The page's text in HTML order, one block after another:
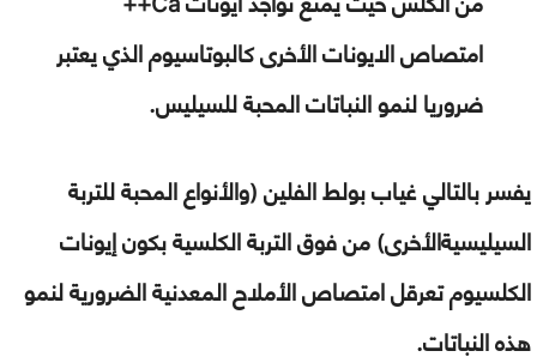
امتصاص الايونات الأخرى كالبوتاسيوم الذي يعتبر
ضروريا لنمو النباتات المحبة للسيليس.
يفسر بالتالي غياب بولط الفلين (والأنواع المحبة للتربة
السيليسيةالأخرى) من فوق التربة الكلسية بكون إيونات
الكلسيوم تعرقل امتصاص الأملاح المعدنية الضرورية لنمو
هذه النباتات.